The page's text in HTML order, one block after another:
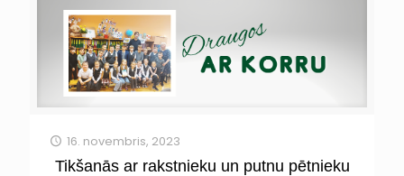
16. novembris, 2023
Tikšanās ar rakstnieku un putnu pētnieku